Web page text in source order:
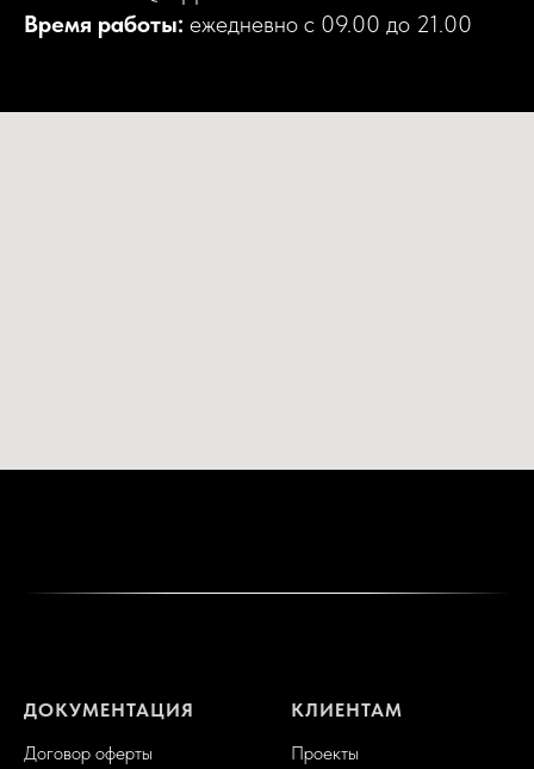
Время работы: ежедневно с 09.00 до 21.00
ДОКУМЕНТАЦИЯ
Договор оферты
КЛИЕНТАМ
Проекты